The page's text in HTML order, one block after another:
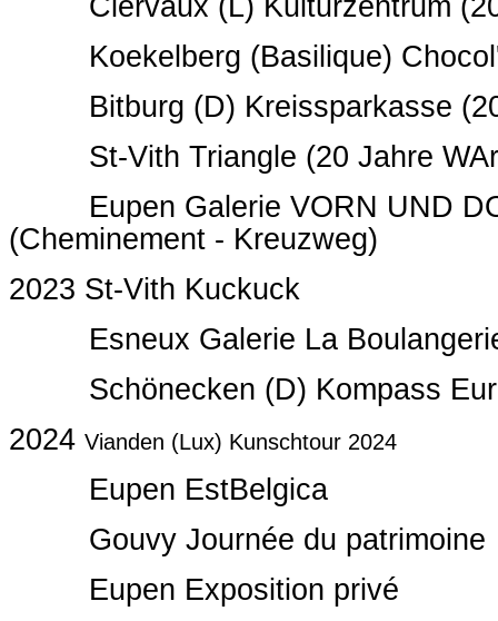
Clervaux (L) Kulturzentrum
Koekelberg (Basilique)
Bitburg (D) Kreissparkasse
St-Vith Triangle (20 Jahre
Eupen Galerie VORN UND
(Cheminement - Kreuzweg)
2023 St-Vith Kuckuck
Esneux Galerie La
Schönecken (D) Kompass
2024 Vianden (Lux) Kunschtour 2024
Eupen EstBelgica
Gouvy Journée du patrimoine
Eupen Exposition privé